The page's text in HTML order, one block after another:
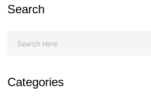
Search
Categories